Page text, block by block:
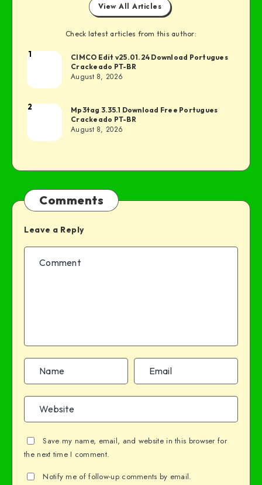
View All Articles
Check latest articles from this author:
1
CIMCO Edit v25.01.24 Download Portugues
Crackeado PT-BR
August 8, 2026
2
Mp3tag 3.35.1 Download Free Portugues
Crackeado PT-BR
August 8, 2026
Comments
Leave a Reply
Save my name, email, and website in this browser for
the next time I comment.
Notify me of follow-up comments by email.